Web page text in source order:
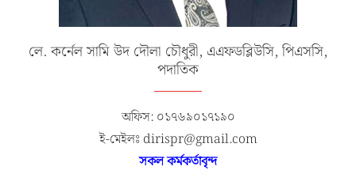
লে. কর্নেল সামি উদ দৌলা চৌধুরী, এএফডব্লিউসি, পিএসসি,
পদাতিক
অফিস: ০১৭৬৯০১৭১৯০
ই-মেইলঃ dirispr@gmail.com
সকল কর্মকর্তাবৃন্দ